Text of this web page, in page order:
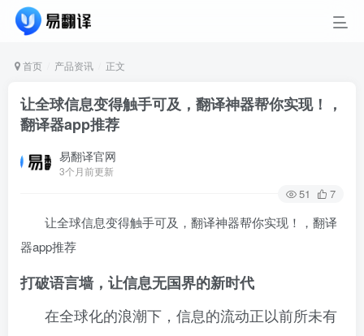
首页 产品资讯 正文
让全球信息变得触手可及，翻译神器帮你实现！，
翻译器app推荐
易翻译官网
3个月前更新
51 7
让全球信息变得触手可及，翻译神器帮你实现！，翻译
器app推荐
打破语言墙，让信息无国界的新时代
在全球化的浪潮下，信息的流动正以前所未有